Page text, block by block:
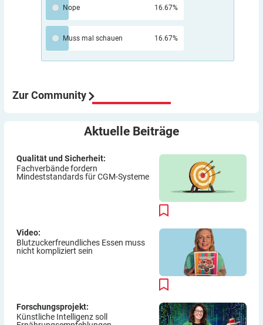
nicht, jedenfalls nicht für Patienten. Beim Umstieg auf
AID haben sich bei mir GMI und TIR verbessert. Aber
Wenn du z.B. Sport machst, kann ein AID-System die
war für mich eine sehr gute Entscheidung würde ich
immer wieder so machen.
Nope 16.67%
Muss mal schauen 16.67%
Zur Community
Aktuelle Beiträge
Qualität und Sicherheit:
Fachverbände fordern
Mindeststandards für CGM-Systeme
Video:
Blutzuckerfreundliches Essen muss
nicht kompliziert sein
Forschungsprojekt:
Künstliche Intelligenz soll